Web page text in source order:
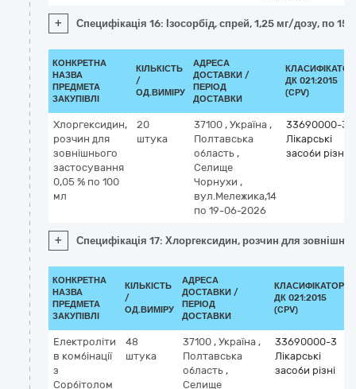
+ Специфікація 16: Ізосорбід, спрей, 1,25 мг/дозу, по 15
КОНКРЕТНА
НАЗВА
ПРЕДМЕТА
ЗАКУПІВЛІ
КІЛЬКІСТЬ
/
ОД.ВИМІРУ
АДРЕСА
ДОСТАВКИ /
ПЕРІОД
ДОСТАВКИ
КЛАСИФІКАТОР
ДК 021:2015
(CPV)
Хлоргексидин,
розчин для
зовнішнього
застосування
0,05 % по 100
мл
20
штука
37100 , Україна ,
Полтавська
область ,
Селище
Чорнухи ,
вул.Мележика,14
по 19-06-2026
33690000-3
Лікарські
засоби різні
+ Специфікація 17: Хлоргексидин, розчин для
КОНКРЕТНА
НАЗВА
ПРЕДМЕТА
ЗАКУПІВЛІ
КІЛЬКІСТЬ
/
ОД.ВИМІРУ
АДРЕСА
ДОСТАВКИ /
ПЕРІОД
ДОСТАВКИ
КЛАСИФІКАТОР
ДК 021:2015
(CPV)
Електроліти
в комбінації
з
Сорбітолом
48
штука
37100 , Україна ,
Полтавська
область ,
Селище
33690000-3
Лікарські
засоби різні